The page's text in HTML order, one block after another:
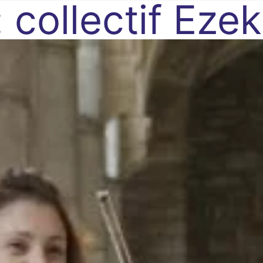
collectif